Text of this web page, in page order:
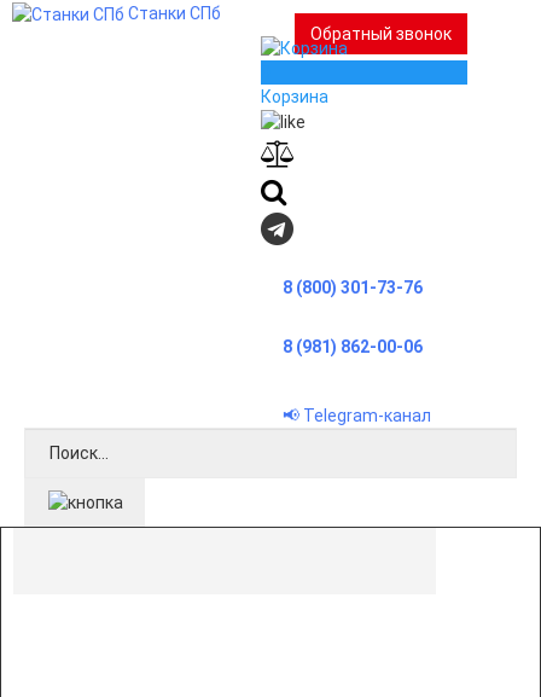
Станки СПб
Обратный звонок
Корзина
8 (800) 301-73-76
8 (981) 862-00-06
📢 Telegram-канал